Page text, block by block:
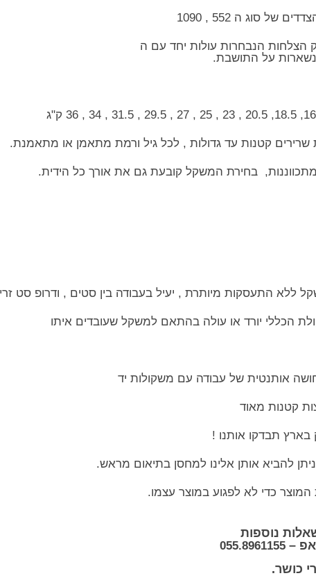
הצלחות הנבחרות עולות יחד עם ה
נשארות על התושבת.
שרירים קטנות עד גדולות , לכל גיל ורמת מתאמן או מתאמנת.
בחירת המשקל קובעת גם את אורך כל הידית.
להביא אותן אלינו למחסן בתיאום מראש.
כדי לא לפגוע במוצר עצמו.
נוספות
–
055.8961155
כושר.